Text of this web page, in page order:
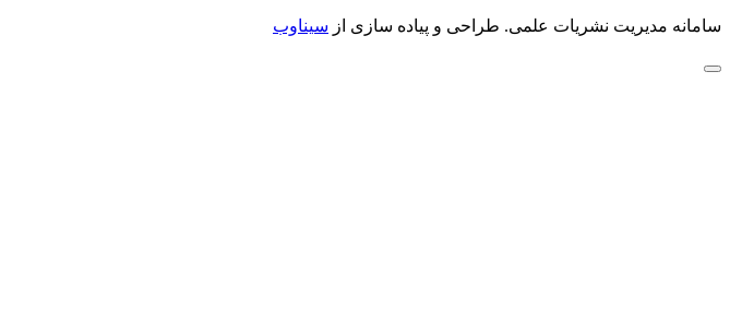
سامانه مدیریت نشریات علمی. طراحی و پیاده سازی از سیناوب